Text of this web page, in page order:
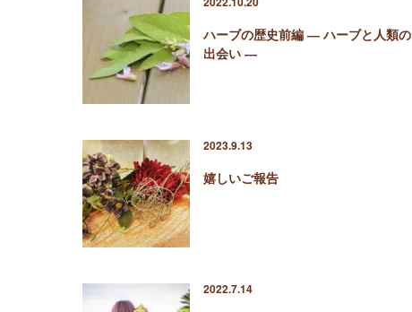
ハーブの歴史前編 ― ハーブと人類の
出会い ―
2023.9.13
嬉しいご報告
2022.7.14